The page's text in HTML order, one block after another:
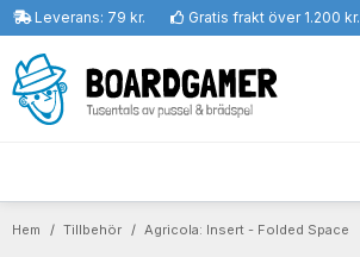
Leverans: 79 kr. Gratis frakt över 1.200 kr.
Hem Tillbehör Agricola: Insert - Folded Space